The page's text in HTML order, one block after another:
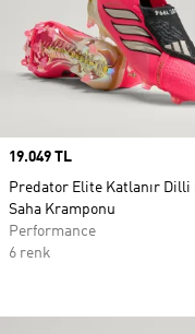
Price
19.049 TL
Predator Elite Katlanır Dilli
Saha Kramponu
Performance
6 renk